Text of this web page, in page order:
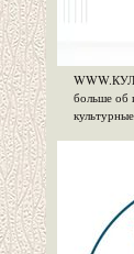
больше об